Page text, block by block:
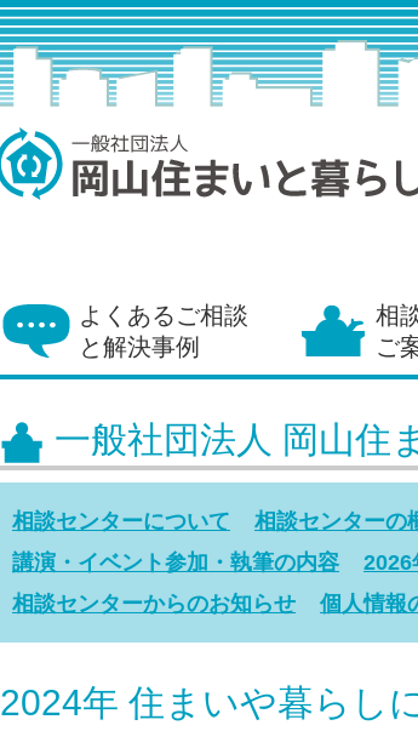
よくあるご相談
と解決事例
相
ご
一般社団法人 岡山住
相談センターについて 相談センターの
講演・イベント参加・執筆の内容
2026
相談センターからのお知らせ
個人情報
2024年 住まいや暮らし